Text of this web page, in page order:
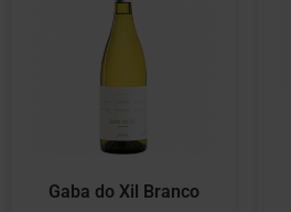
Gaba do Xil Branco